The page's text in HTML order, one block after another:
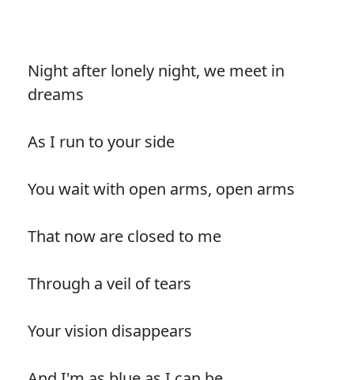
Night after lonely night, we meet in
dreams
As I run to your side
You wait with open arms, open arms
That now are closed to me
Through a veil of tears
Your vision disappears